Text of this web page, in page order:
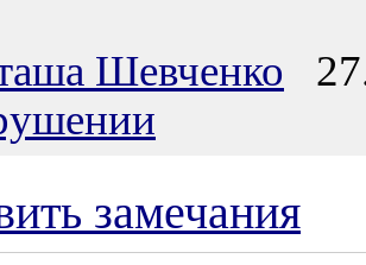
Шевченко
замечания